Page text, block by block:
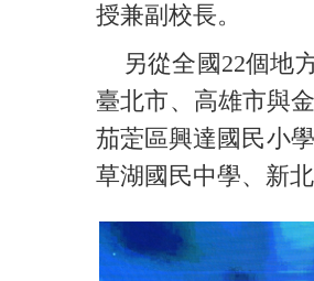
授兼副校長。
另從全國22個地
臺北市、高雄市與
茄萣區興達國民小
草湖國民中學、新